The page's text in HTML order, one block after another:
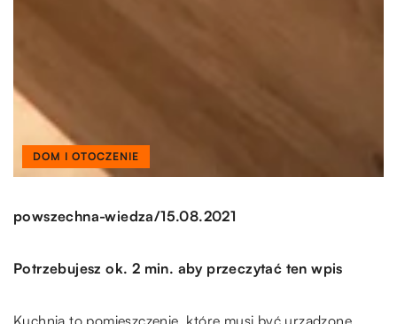
DOM I OTOCZENIE
powszechna-wiedza/15.08.2021
Potrzebujesz ok. 2 min. aby przeczytać ten wpis
Kuchnia to pomieszczenie, które musi być urządzone